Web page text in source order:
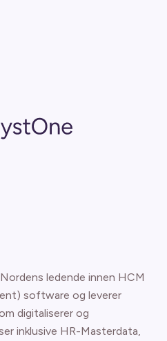
ledende innen HCM
software og leverer
digitaliserer og
inklusive HR-Masterdata,